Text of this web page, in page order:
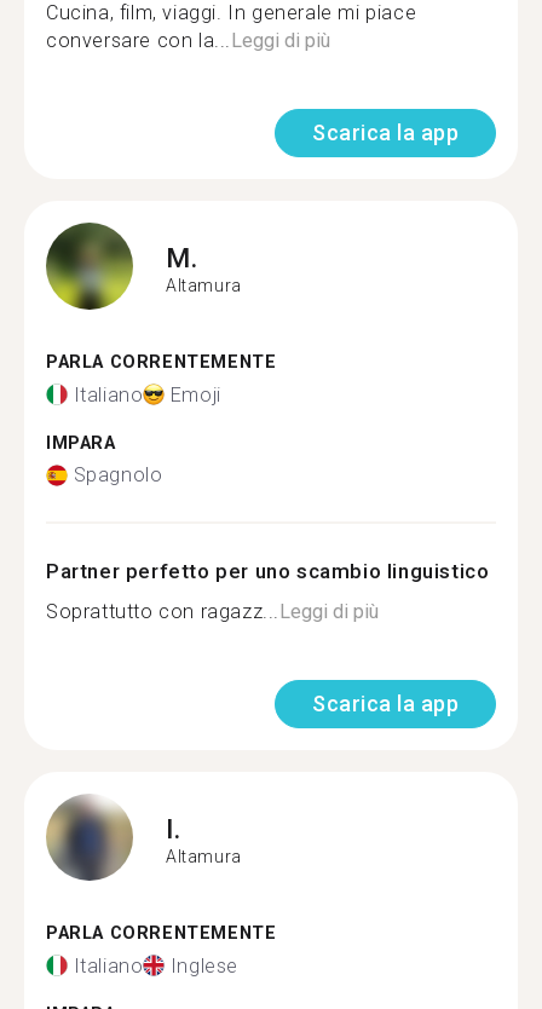
Cucina, film, viaggi. In generale mi piace
conversare con la...Leggi di più
Scarica la app
M.
Altamura
PARLA CORRENTEMENTE
Italiano Emoji
IMPARA
Spagnolo
Partner perfetto per uno scambio linguistico
Soprattutto con ragazz...Leggi di più
Scarica la app
I.
Altamura
PARLA CORRENTEMENTE
Italiano Inglese